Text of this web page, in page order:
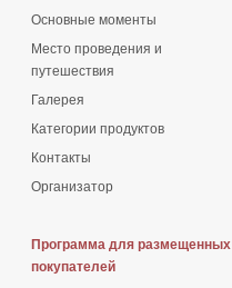
Основные моменты
Место проведения и
путешествия
Галерея
Категории продуктов
Контакты
Организатор
Программа для размещенных
покупателей